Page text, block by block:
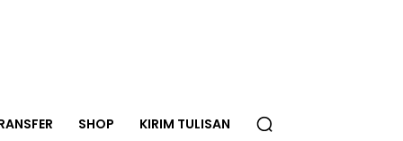
SHOP KIRIM TULISAN